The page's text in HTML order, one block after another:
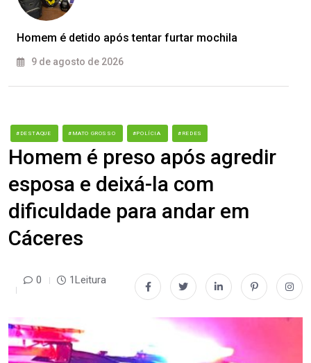
Homem é detido após tentar furtar mochila
9 de agosto de 2026
#DESTAQUE #MATO GROSSO #POLÍCIA #REDES
Homem é preso após agredir
esposa e deixá-la com
dificuldade para andar em
Cáceres
0 1Leitura